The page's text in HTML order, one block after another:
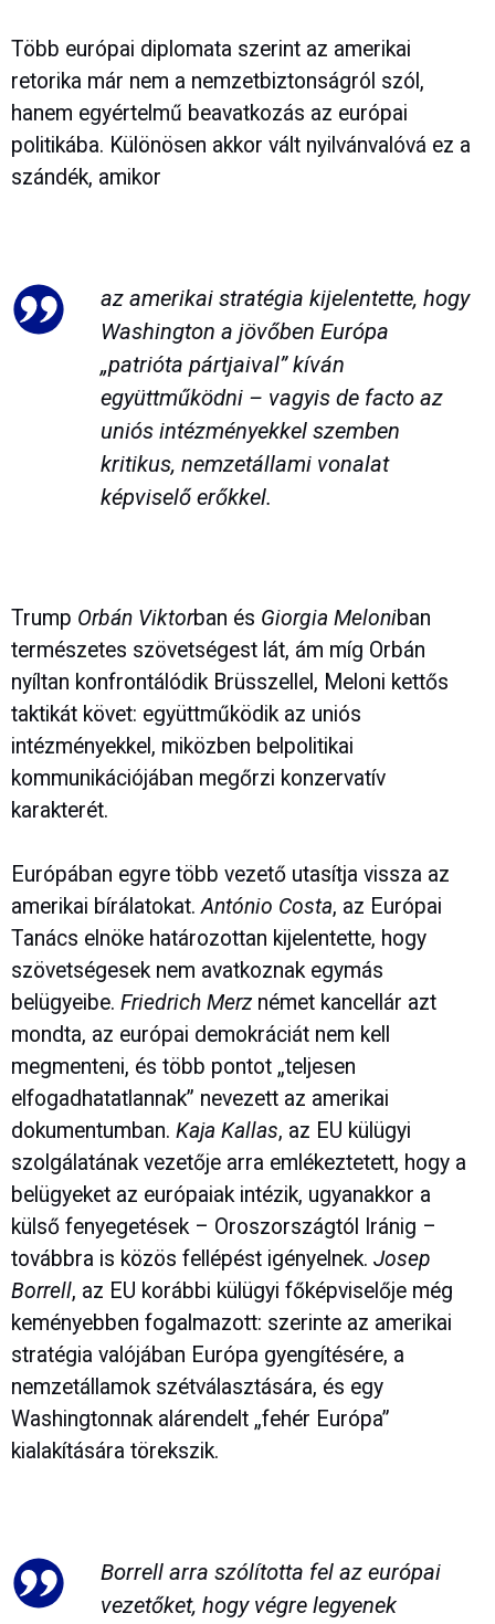
Több európai diplomata szerint az amerikai
retorika már nem a nemzetbiztonságról szól,
hanem egyértelmű beavatkozás az európai
politikába. Különösen akkor vált nyilvánvalóvá ez a
szándék, amikor
az amerikai stratégia kijelentette, hogy
Washington a jövőben Európa
„patrióta pártjaival” kíván
együttműködni – vagyis de facto az
uniós intézményekkel szemben
kritikus, nemzetállami vonalat
képviselő erőkkel.
Trump Orbán Viktorban és Giorgia Meloniban
természetes szövetségest lát, ám míg Orbán
nyíltan konfrontálódik Brüsszellel, Meloni kettős
taktikát követ: együttműködik az uniós
intézményekkel, miközben belpolitikai
kommunikációjában megőrzi konzervatív
karakterét.
Európában egyre több vezető utasítja vissza az
amerikai bírálatokat.António Costa, az Európai
Tanács elnöke határozottan kijelentette, hogy
szövetségesek nem avatkoznak egymás
belügyeibe. Friedrich Merznémet kancellár azt
mondta, az európai demokráciát nem kell
megmenteni, és több pontot „teljesen
elfogadhatatlannak” nevezett az amerikai
dokumentumban. Kaja Kallas, az EU külügyi
szolgálatának vezetője arra emlékeztetett, hogy a
belügyeket az európaiak intézik, ugyanakkor a
külső fenyegetések – Oroszországtól Iránig –
továbbra is közös fellépést igényelnek. Josep
Borrell, az EU korábbi külügyi főképviselője még
keményebben fogalmazott: szerinte az amerikai
stratégia valójában Európa gyengítésére, a
nemzetállamok szétválasztására, és egy
Washingtonnak alárendelt „fehér Európa”
kialakítására törekszik.
Borrell arra szólította fel az európai
vezetőket, hogy végre legyenek